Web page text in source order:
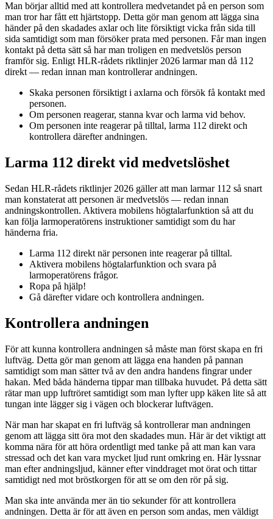
Man börjar alltid med att kontrollera medvetandet på en person som
man tror har fått ett hjärtstopp. Detta gör man genom att lägga sina
händer på den skadades axlar och lite försiktigt vicka från sida till
sida samtidigt som man försöker prata med personen. Får man ingen
kontakt på detta sätt så har man troligen en medvetslös person
framför sig. Enligt HLR-rådets riktlinjer 2026 larmar man då 112
direkt — redan innan man kontrollerar andningen.
Skaka personen försiktigt i axlarna och försök få kontakt med
personen.
Om personen reagerar, stanna kvar och larma vid behov.
Om personen inte reagerar på tilltal, larma 112 direkt och
kontrollera därefter andningen.
Larma 112 direkt vid medvetslöshet
Sedan HLR-rådets riktlinjer 2026 gäller att man larmar 112 så snart
man konstaterat att personen är medvetslös — redan innan
andningskontrollen. Aktivera mobilens högtalarfunktion så att du
kan följa larmoperatörens instruktioner samtidigt som du har
händerna fria.
Larma 112 direkt när personen inte reagerar på tilltal.
Aktivera mobilens högtalarfunktion och svara på
larmoperatörens frågor.
Ropa på hjälp!
Gå därefter vidare och kontrollera andningen.
Kontrollera andningen
För att kunna kontrollera andningen så måste man först skapa en fri
luftväg. Detta gör man genom att lägga ena handen på pannan
samtidigt som man sätter två av den andra handens fingrar under
hakan. Med båda händerna tippar man tillbaka huvudet. På detta sätt
rätar man upp luftröret samtidigt som man lyfter upp käken lite så att
tungan inte lägger sig i vägen och blockerar luftvägen.
När man har skapat en fri luftväg så kontrollerar man andningen
genom att lägga sitt öra mot den skadades mun. Här är det viktigt att
komma nära för att höra ordentligt med tanke på att man kan vara
stressad och det kan vara mycket ljud runt omkring en. Här lyssnar
man efter andningsljud, känner efter vinddraget mot örat och tittar
samtidigt ned mot bröstkorgen för att se om den rör på sig.
Man ska inte använda mer än tio sekunder för att kontrollera
andningen. Detta är för att även en person som andas, men väldigt